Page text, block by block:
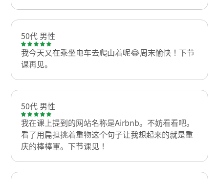
50代 男性
我今天又在乘坐电车去爬山着呢😂周末愉快！下节
课再见。
50代 男性
我在课上提到的网站名称是Airbnb。不妨看看吧。
看了用扁担挑着重物这个句子让我想起来的就是重
庆的棒棒軍。下节课见！